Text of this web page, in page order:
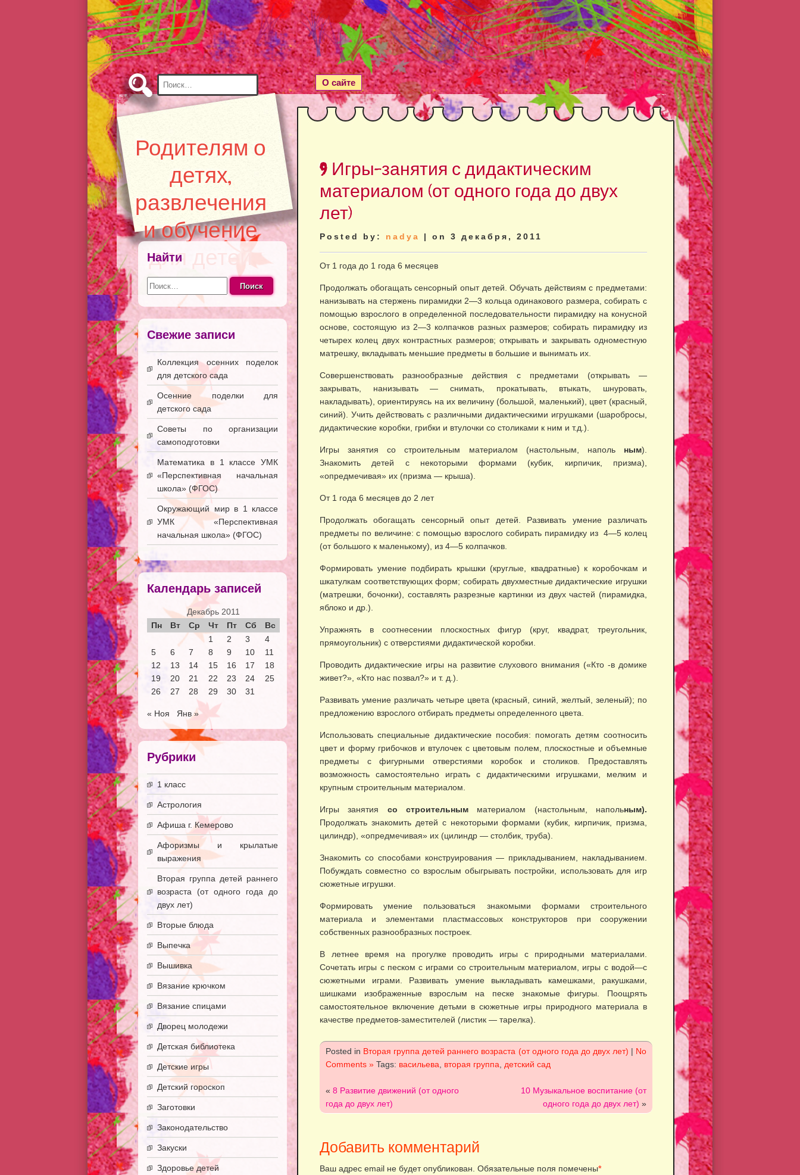
Найти:
Родителям о
детях,
развлечения
и обучение
для детей
О сайте
9 Игры-занятия с дидактическим
материалом (от одного года до двух
лет)
Posted by: nadya | on 3 декабря, 2011
От 1 года до 1 года 6 месяцев
Продолжать обогащать сенсорный опыт детей. Обучать действиям с предметами:
нанизывать на стержень пирамидки 2—3 кольца одинакового размера, собирать с
помощью взрослого в определенной последовательнос­ти пирамидку на конусной
основе, состоящую из 2—3 колпачков разных размеров; собирать пирамидку из
четырех колец двух контрастных разме­ров; открывать и закрывать одноместную
матрешку, вкладывать меньшие предметы в большие и вынимать их.
Совершенствовать разнообразные действия с предметами (откры­вать —
закрывать, нанизывать — снимать, прокатывать, втыкать, шнуро­вать,
накладывать), ориентируясь на их величину (большой, маленький), цвет (красный,
синий). Учить действовать с различными дидактическими игрушками (шаробросы,
дидактические коробки, грибки и втулочки со сто­ликами к ним и т.д.).
Игры занятия со строительным материалом (настольным, наполь ным).
Знакомить детей с некоторыми формами (кубик, кирпичик, призма),
«опредмечивая» их (призма — крыша).
От 1 года 6 месяцев до 2 лет
Продолжать обогащать сенсорный опыт детей. Развивать умение разли­чать
предметы по величине: с помощью взрослого собирать пирамидку из 4—5 колец
(от большого к маленькому), из 4—5 колпачков.
Формировать умение подбирать крышки (круглые, квадратные) к коро­бочкам и
шкатулкам соответствующих форм; собирать двухместные дидак­тические игрушки
(матрешки, бочонки), составлять разрезные картинки из двух частей (пирамидка,
яблоко и др.).
Упражнять в соотнесении плоскостных фигур (круг, квадрат, треуголь­ник,
прямоугольник) с отверстиями дидактической коробки.
Проводить дидактические игры на развитие слухового внимания («Кто -в домике
живет?», «Кто нас позвал?» и т. д.).
Развивать умение различать четыре цвета (красный, синий, желтый, зеленый); по
предложению взрослого отбирать предметы определенного цвета.
Использовать специальные дидактические пособия: помогать детям соотносить
цвет и форму грибочков и втулочек с цветовым полем, плоскостные и объемные
предметы с фигурными отверстиями коробок и столиков. Предоставлять
возможность самостоятельно играть с дидактическими игрушками, мелким и
крупным строительным материалом.
Игры занятия со строительным материалом (настольным, напольным).
Продолжать знакомить детей с некоторыми формами (кубик, кирпи­чик, призма,
цилиндр), «опредмечивая» их (цилиндр — столбик, труба).
Знакомить со способами конструирования — прикладыванием, накла­дыванием.
Побуждать совместно со взрослым обыгрывать постройки, ис­пользовать для игр
сюжетные игрушки.
Формировать умение пользоваться знакомыми формами строительного
материала и элементами пластмассовых конструкторов при сооружении
собственных разнообразных построек.
В летнее время на прогулке проводить игры с природными материала­ми.
Сочетать игры с песком с играми со строительным материалом, игры с водой—с
сюжетными играми. Развивать умение выкладывать камешка­ми, ракушками,
шишками изображенные взрослым на песке знакомые фи­гуры. Поощрять
самостоятельное включение детьми в сюжетные игры природного материала в
качестве предметов-заместителей (листик — та­релка).
Posted in Вторая группа детей раннего возраста (от одного года до двух лет) | No
Comments » Tags: васильева вторая группа детский сад
« 8 Развитие движений (от одного
года до двух лет)
10 Музыкальное воспитание (от
одного года до двух лет) »
Добавить комментарий
Ваш адрес email не будет опубликован. Обязательные поля помечены*
Найти
Найти:
Свежие записи
Коллекция осенних поделок
для детского сада
Осенние поделки для
детского сада
Советы по организации
самоподготовки
Математика в 1 классе УМК
«Перспективная начальная
школа» (ФГОС)
Окружающий мир в 1 классе
УМК «Перспективная
начальная школа» (ФГОС)
Календарь записей
Декабрь 2011
Пн
Вт Ср Чт Пт Сб
Вс
1
2 3
4
5
6 7 8 9 10
11
12
13 14 15 16 17
18
19
20 21 22 23 24
25
26
27 28 29 30 31
« Ноя Янв »
Рубрики
1 класс
Астрология
Афиша г. Кемерово
Афоризмы и крылатые
выражения
Вторая группа детей раннего
возраста (от одного года до
двух лет)
Вторые блюда
Выпечка
Вышивка
Вязание крючком
Вязание спицами
Дворец молодежи
Детская библиотека
Детские игры
Детский гороскоп
Заготовки
Законодательство
Закуски
Здоровье детей